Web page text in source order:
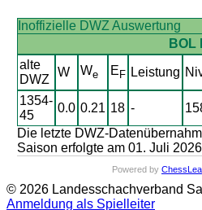
Inoffizielle DWZ Auswertung
BOL
alte
DWZ
W We E F Leistung
1354-
45
0.0 0.21 18 -
Die letzte DWZ-
Saison erfolgte am 01. Juli 2026
Powered by
© 2026 Landesschachverband
Anmeldung als Spielleiter